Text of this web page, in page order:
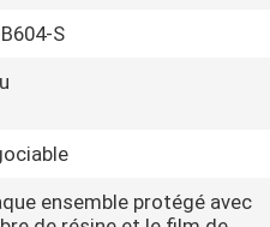
S
ensemble protégé avec